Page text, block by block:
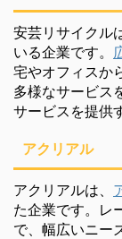
安芸リサイクル
いる企業です。
宅やオフィスか
多様なサービス
サービスを提供
アクリアル
アクリアルは、
た企業です。レ
で、幅広いニー